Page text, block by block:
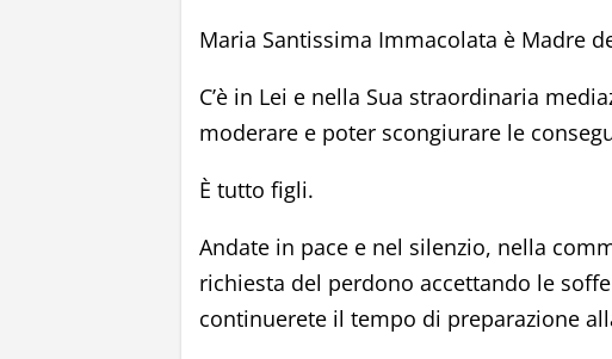
Maria Santissima Immacolata è Madre
C’è in Lei e nella Sua straordinaria
moderare e poter scongiurare le
È tutto figli.
Andate in pace e nel silenzio, nella
richiesta del perdono accettando le
continuerete il tempo di preparazione